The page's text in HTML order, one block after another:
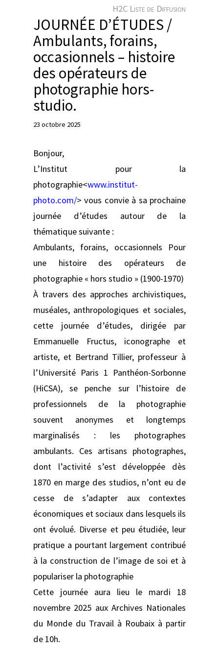
r
H2C Liste de Diffusion
JOURNÉE D’ÉTUDES /
Ambulants, forains,
occasionnels – histoire
des opérateurs de
photographie hors-
studio.
23 octobre 2025
Bonjour,
L’Institut pour la
photographie<www.institut-
photo.com/> vous convie à sa prochaine
journée d’études autour de la
thématique suivante :
Ambulants, forains, occasionnels Pour
une histoire des opérateurs de
photographie « hors studio » (1900-1970)
À travers des approches archivistiques,
muséales, anthropologiques et sociales,
cette journée d’études, dirigée par
Emmanuelle Fructus, iconographe et
artiste, et Bertrand Tillier, professeur à
l’Université Paris 1 Panthéon-Sorbonne
(HiCSA), se penche sur l’histoire de
professionnels de la photographie
souvent anonymes et longtemps
marginalisés : les photographes
ambulants. Ces artisans photographes,
dont l’activité s’est développée dès
1870 en marge des studios, n’ont eu de
cesse de s’adapter aux contextes
économiques et sociaux dans lesquels ils
ont évolué. Diverse et peu étudiée, leur
pratique a pourtant largement contribué
à la construction de l’image de soi et à
populariser la photographie
Cette journée aura lieu le mardi 18
novembre 2025 aux Archives Nationales
du Monde du Travail à Roubaix à partir
de 10h.